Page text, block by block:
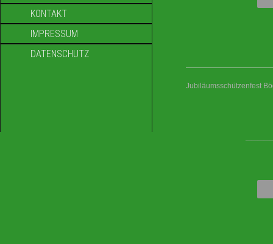
KONTAKT
IMPRESSUM
DATENSCHUTZ
Jubiläumsschützenfest